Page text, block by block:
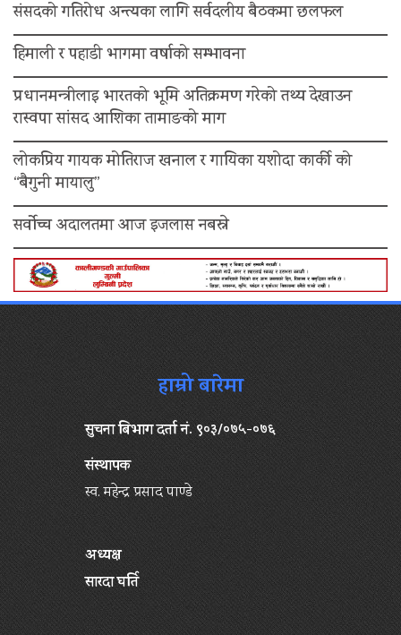
संसदको गतिरोध अन्त्यका लागि सर्वदलीय बैठकमा छलफल
हिमाली र पहाडी भागमा वर्षाको सम्भावना
प्रधानमन्त्रीलाइ भारतको भूमि अतिक्रमण गरेको तथ्य देखाउन
रास्वपा सांसद आशिका तामाङको माग
लोकप्रिय गायक मोतिराज खनाल र गायिका यशोदा कार्की को
“बैगुनी मायालु”
सर्वोच्च अदालतमा आज इजलास नबस्ने
हाम्रो बारेमा
सुचना बिभाग दर्ता नं. ९०३/०७५-०७६
संस्थापक
स्व. महेन्द्र प्रसाद पाण्डे
अध्यक्ष
सारदा घर्ति